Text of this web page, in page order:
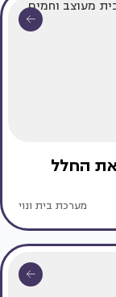
החלל
מערכת בית ונוי